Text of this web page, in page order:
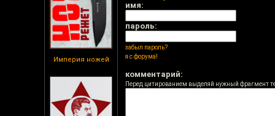
Империя ножей
имя:
пароль:
забыл пароль?
я с форума!
комментарий:
Перед цитированием выделяй нужный фрагмент